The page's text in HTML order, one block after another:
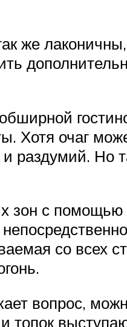
же
Хотя очаг
раздумий. Но
зон с
со всех
вопрос,